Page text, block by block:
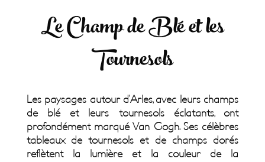
Le Champ de Blé et les
Tournesols
Les paysages autour d’Arles, avec leurs champs
de blé et leurs tournesols éclatants, ont
profondément marqué Van Gogh. Ses célèbres
tableaux de tournesols et de champs dorés
reflètent la lumière et la couleur de la